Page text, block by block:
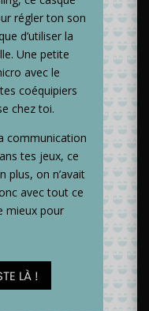
régler ton son
d’utiliser la
Une petite
avec le
coéquipiers
chez toi.
communication
tes jeux, ce
plus, on n’avait
avec tout ce
mieux pour
LÀ !